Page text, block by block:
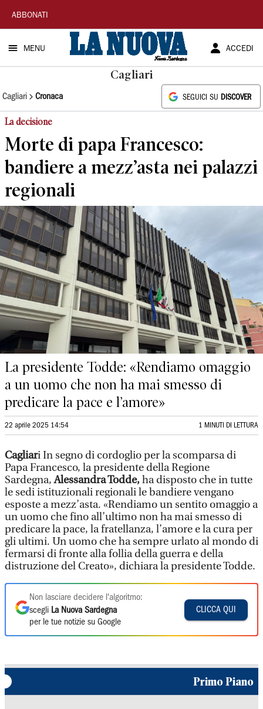
La
Nuova
Sardegna
ABBONATI
MENU ACCEDI
Cagliari
Cagliari Cronaca SEGUICI SU DISCOVER
La decisione
Morte di papa Francesco:
bandiere a mezz’asta nei palazzi
regionali
La presidente Todde: «Rendiamo omaggio
a un uomo che non ha mai smesso di
predicare la pace e l’amore»
22 aprile 2025 14:54 1 MINUTI DI LETTURA
Cagliari In segno di cordoglio per la scomparsa di
Papa Francesco, la presidente della Regione
Sardegna,Alessandra Todde,ha disposto che in tutte
le sedi istituzionali regionali le bandiere vengano
esposte a mezz’asta. «Rendiamo un sentito omaggio a
un uomo che fino all’ultimo non ha mai smesso di
predicare la pace, la fratellanza, l’amore e la cura per
gli ultimi. Un uomo che ha sempre urlato al mondo di
fermarsi di fronte alla follia della guerra e della
distruzione del Creato», dichiara la presidente Todde.
Non lasciare decidere l'algoritmo:
scegli La Nuova Sardegna
per le tue notizie su Google
CLICCA QUI
Primo Piano